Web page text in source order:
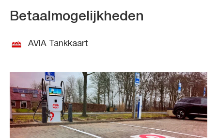
Betaalmogelijkheden
AVIA Tankkaart